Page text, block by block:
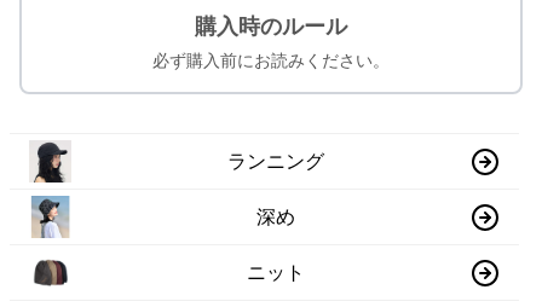
購入時のルール
必ず購入前にお読みください。
ランニング
深め
ニット